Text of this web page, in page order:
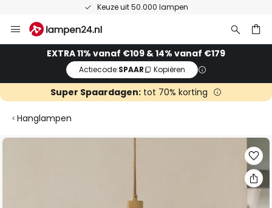
Keuze uit 50.000 lampen
naar
EXTRA 11% vanaf €109 & 14% vanaf €179
Actiecode:SPAAR Kopiëren
Super Spaardagen: tot 70% korting
Hanglampen
Ga